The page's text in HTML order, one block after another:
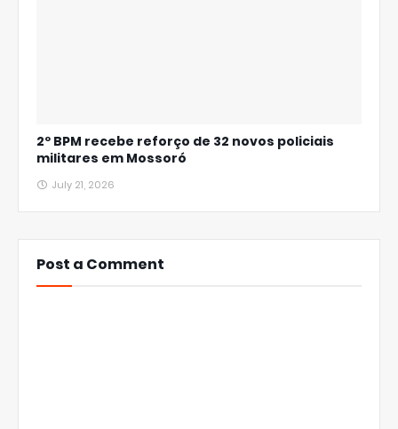
2º BPM recebe reforço de 32 novos policiais
militares em Mossoró
July 21, 2026
Post a Comment